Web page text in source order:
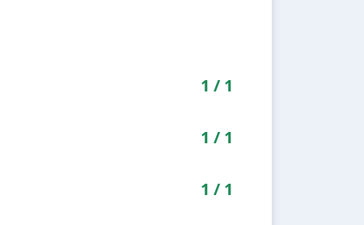
1 / 1
1 / 1
1 / 1